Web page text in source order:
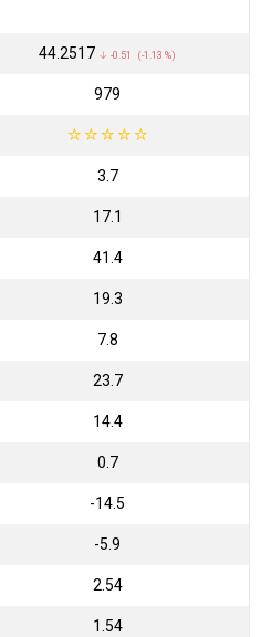
₹44.2517 ↓ -0.51 (-1.13 %)
₹979
☆☆☆☆☆
3.7
17.1
41.4
19.3
7.8
23.7
14.4
0.7
-14.5
-5.9
2.54
1.54